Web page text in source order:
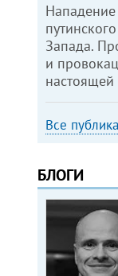
Нападение
Запада.
и
Все
БЛОГИ